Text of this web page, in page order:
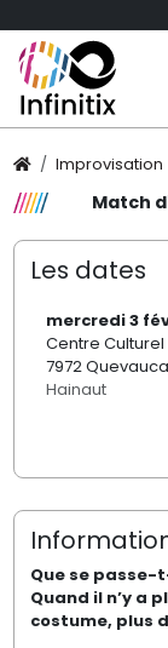
Improvisation
Match
Les dates
mercredi 3
Centre
7972
Hainaut
Que se passe-
Quand il n’y a
costume, plus